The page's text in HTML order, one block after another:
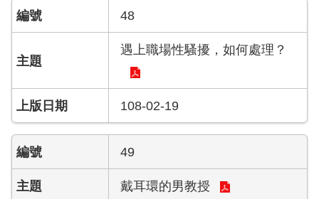
連
結
陽
法
案
專
區
揭
弊
48
遇上職場性騷擾，如何處理？
108-02-19
49
戴耳環的男教授